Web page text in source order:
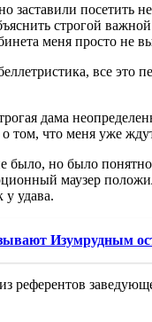
заставили
строгой
меня просто не
все это
дама
что меня уже
было, но было
маузер
удава.
Изумрудным